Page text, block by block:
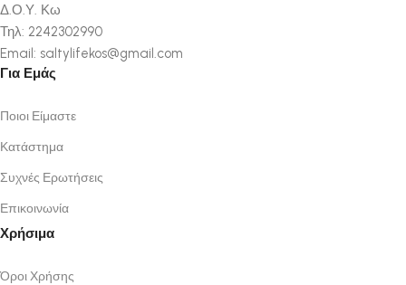
Δ.Ο.Υ. Κω
Τηλ: 2242302990
Email: saltylifekos@gmail.com
Για Εμάς
Ποιοι Είμαστε
Κατάστημα
Συχνές Ερωτήσεις
Επικοινωνία
Χρήσιμα
Όροι Χρήσης